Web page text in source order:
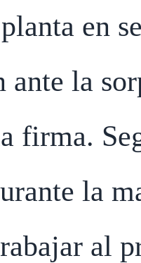
en
ante la
firma.
la
al